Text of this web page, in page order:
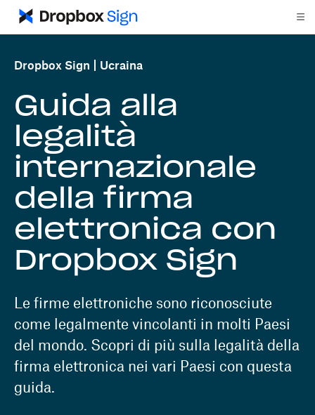
Dropbox Sign Ucraina
Guida alla
legalità
internazionale
della firma
elettronica con
Dropbox Sign
Le firme elettroniche sono riconosciute
come legalmente vincolanti in molti Paesi
del mondo. Scopri di più sulla legalità della
firma elettronica nei vari Paesi con questa
guida.